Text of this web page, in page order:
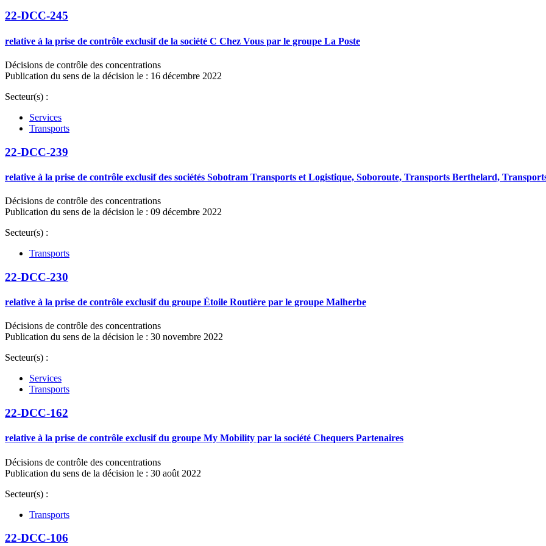
22-DCC-245
relative à la prise de contrôle exclusif de la société C Chez Vous par le groupe La Poste
Décisions de contrôle des concentrations
Publication du sens de la décision le : 16 décembre 2022
Secteur(s) :
Services
Transports
22-DCC-239
relative à la prise de contrôle exclusif des sociétés Sobotram Transports et Logistique, Soboroute, Transports Berthelard,
Décisions de contrôle des concentrations
Publication du sens de la décision le : 09 décembre 2022
Secteur(s) :
Transports
22-DCC-230
relative à la prise de contrôle exclusif du groupe Étoile Routière par le groupe Malherbe
Décisions de contrôle des concentrations
Publication du sens de la décision le : 30 novembre 2022
Secteur(s) :
Services
Transports
22-DCC-162
relative à la prise de contrôle exclusif du groupe My Mobility par la société Chequers Partenaires
Décisions de contrôle des concentrations
Publication du sens de la décision le : 30 août 2022
Secteur(s) :
Transports
22-DCC-106